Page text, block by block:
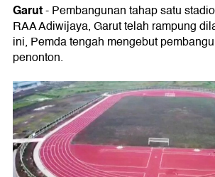
Garut- Pembangunan tahap satu
RAA Adiwijaya, Garut telah rampung
ini, Pemda tengah mengebut
penonton.